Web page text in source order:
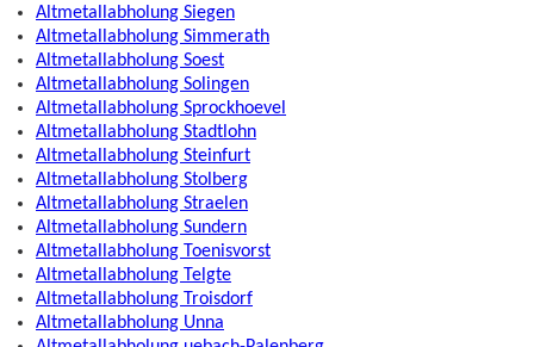
Altmetallabholung Siegen
Altmetallabholung Simmerath
Altmetallabholung Soest
Altmetallabholung Solingen
Altmetallabholung Sprockhoevel
Altmetallabholung Stadtlohn
Altmetallabholung Steinfurt
Altmetallabholung Stolberg
Altmetallabholung Straelen
Altmetallabholung Sundern
Altmetallabholung Toenisvorst
Altmetallabholung Telgte
Altmetallabholung Troisdorf
Altmetallabholung Unna